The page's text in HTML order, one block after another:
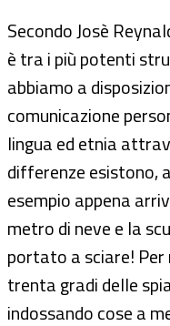
Secondo Josè
è tra i più potenti
abbiamo a
comunicazione
lingua ed etnia
differenze esistono,
esempio appena
metro di neve e la
portato a sciare!
trenta gradi delle
indossando cose a